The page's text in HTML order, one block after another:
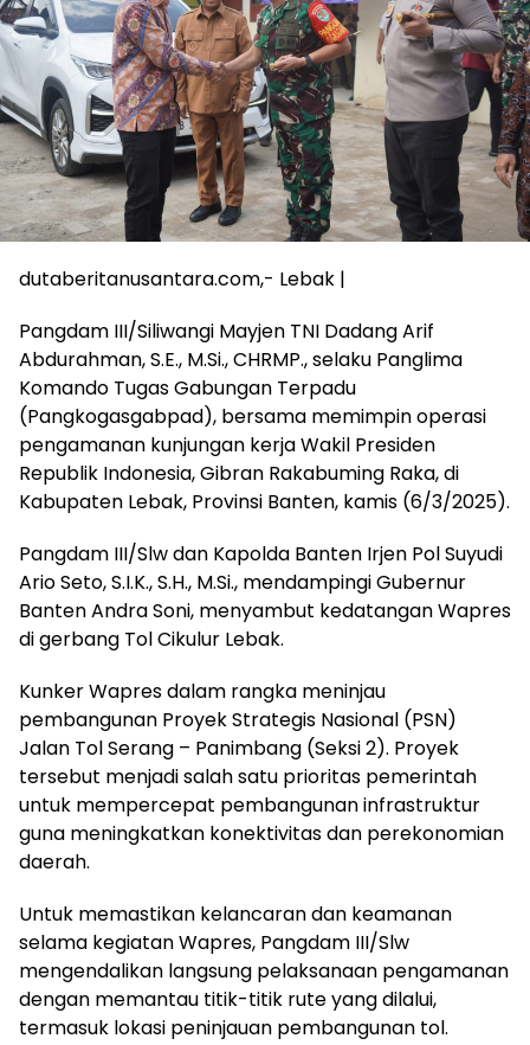
dutaberitanusantara.com,- Lebak |
Pangdam III/Siliwangi Mayjen TNI Dadang Arif
Abdurahman, S.E., M.Si., CHRMP., selaku Panglima
Komando Tugas Gabungan Terpadu
(Pangkogasgabpad), bersama memimpin operasi
pengamanan kunjungan kerja Wakil Presiden
Republik Indonesia, Gibran Rakabuming Raka, di
Kabupaten Lebak, Provinsi Banten, kamis (6/3/2025).
Pangdam III/Slw dan Kapolda Banten Irjen Pol Suyudi
Ario Seto, S.I.K., S.H., M.Si., mendampingi Gubernur
Banten Andra Soni, menyambut kedatangan Wapres
di gerbang Tol Cikulur Lebak.
Kunker Wapres dalam rangka meninjau
pembangunan Proyek Strategis Nasional (PSN)
Jalan Tol Serang – Panimbang (Seksi 2). Proyek
tersebut menjadi salah satu prioritas pemerintah
untuk mempercepat pembangunan infrastruktur
guna meningkatkan konektivitas dan perekonomian
daerah.
Untuk memastikan kelancaran dan keamanan
selama kegiatan Wapres, Pangdam III/Slw
mengendalikan langsung pelaksanaan pengamanan
dengan memantau titik-titik rute yang dilalui,
termasuk lokasi peninjauan pembangunan tol.